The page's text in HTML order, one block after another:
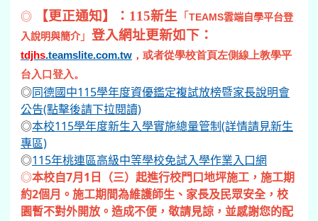
◎ 【更正通知】：115新生 「 TEAMS雲端自學平台登
入說明與簡介」 登入網址更新如下：
tdjhs.teamslite.com.tw ，或者從學校首頁左側線上教學平
台入口登入。
◎同德國中115學年度資優鑑定複試放榜暨家長說明會
公告(點擊後請下拉閱讀)
◎本校115學年度新生入學實施總量管制(詳情請見新生
專區)
◎115年桃連區高級中等學校免試入學作業入口網
◎本校自7月1日（三）起進行校門口地坪施工，施工期
約2個月。施工期間為維護師生、家長及民眾安全，校
園暫不對外開放。造成不便，敬請見諒，並感謝您的配